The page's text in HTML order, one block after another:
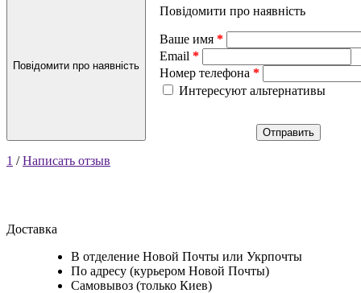
Повідомити про наявність
Повідомити про наявність
Ваше имя
Email
Номер телефона
Интересуют альтернативы
Отправить
1 /Написать отзыв
Доставка
В отделение Новой Почты или Укрпочты
По адресу (курьером Новой Почты)
Самовывоз (только Киев)